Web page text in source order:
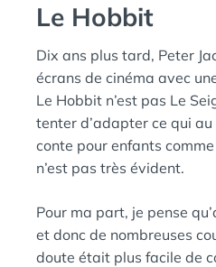
Le Hobbit
Dix ans plus tard, Peter
écrans de cinéma avec
Le Hobbit n’est pas Le
tenter d’adapter ce qui
conte pour enfants
n’est pas très évident.
Pour ma part, je pense
et donc de nombreuses
doute était plus facile de